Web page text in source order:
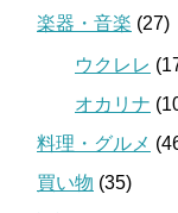
楽器・音楽 (27)
ウクレレ
オカリナ
料理・グルメ
買い物 (35)